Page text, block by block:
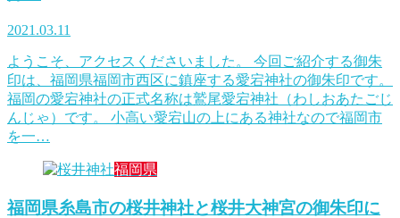
2021.03.11
ようこそ、アクセスくださいました。 今回ご紹介する御朱
印は、福岡県福岡市西区に鎮座する愛宕神社の御朱印です。
福岡の愛宕神社の正式名称は鷲尾愛宕神社（わしおあたごじ
んじゃ）です。 小高い愛宕山の上にある神社なので福岡市
を一…
福岡県
福岡県糸島市の桜井神社と桜井大神宮の御朱印に